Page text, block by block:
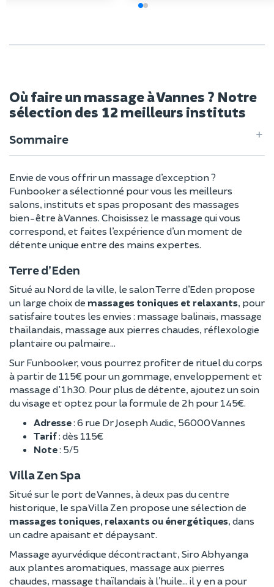
Où faire un massage à Vannes ? Notre
sélection des 12 meilleurs instituts
Sommaire
Envie de vous offrir un massage d’exception ?
Funbooker a sélectionné pour vous les meilleurs
salons, instituts et spas proposant des massages
bien-être à Vannes. Choisissez le massage qui vous
correspond, et faites l’expérience d’un moment de
détente unique entre des mains expertes.
Terre d’Eden
Situé au Nord de la ville, le salon Terre d’Eden propose
un large choix de massages toniques et relaxants , pour
satisfaire toutes les envies : massage balinais, massage
thaïlandais, massage aux pierres chaudes, réflexologie
plantaire ou palmaire…
Sur Funbooker, vous pourrez profiter de rituel du corps
à partir de 115€ pour un gommage, enveloppement et
massage d'1h30. Pour plus de détente, ajoutez un soin
du visage et optez pour la formule de 2h pour 145€.
Adresse: 6 rue Dr Joseph Audic, 56000 Vannes
Tarif: dès 115€
Note: 5/5
Villa Zen Spa
Situé sur le port de Vannes, à deux pas du centre
historique, le spa Villa Zen propose une sélection de
massages toniques, relaxants ou énergétiques , dans
un cadre apaisant et dépaysant.
Massage ayurvédique décontractant, Siro Abhyanga
aux plantes aromatiques, massage aux pierres
chaudes, massage thaïlandais à l’huile… il y en a pour